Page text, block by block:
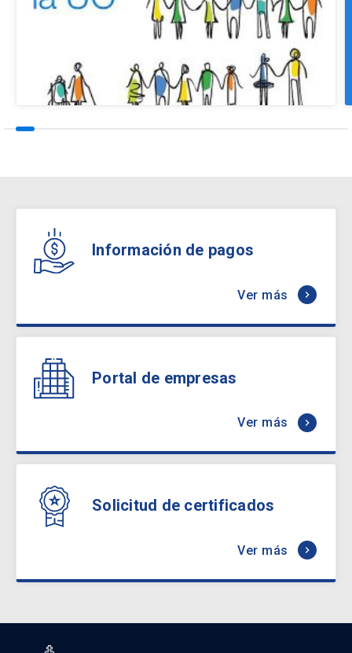
Información de pagos
Ver más keyboard_arrow_right
Portal de empresas
Ver más keyboard_arrow_right
Solicitud de certificados
Ver más keyboard_arrow_right